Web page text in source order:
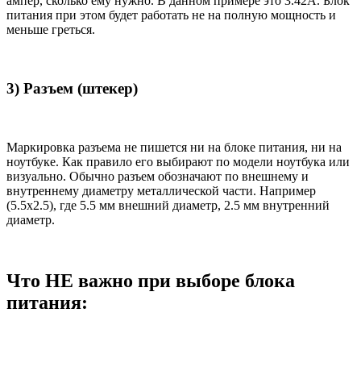
питания при этом будет работать не на полную мощность и
меньше греться.
3) Разъем (штекер)
Маркировка разъема не пишется ни на блоке питания, ни на
ноутбуке. Как правило его выбирают по модели ноутбука или
визуально. Обычно разъем обозначают по внешнему и
внутреннему диаметру металлической части. Например
(5.5x2.5), где 5.5 мм внешний диаметр, 2.5 мм внутренний
диаметр.
Что НЕ важно при выборе блока
питания: